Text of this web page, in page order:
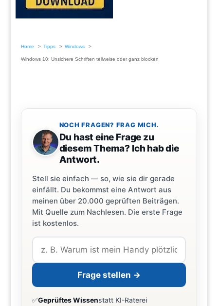
Home Tipps Windows
Windows 10: Unsichere Schriften teilweise oder ganz blocken
NOCH FRAGEN? FRAG MICH.
Du hast eine Frage zu
diesem Thema? Ich hab die
Antwort.
Stell sie einfach — so, wie sie dir gerade
einfällt. Du bekommst eine Antwort aus
meinen über 20.000 geprüften Beiträgen.
Mit Quelle zum Nachlesen. Die erste Frage
ist kostenlos.
Frage stellen →
✅Geprüftes Wissenstatt KI-Raterei